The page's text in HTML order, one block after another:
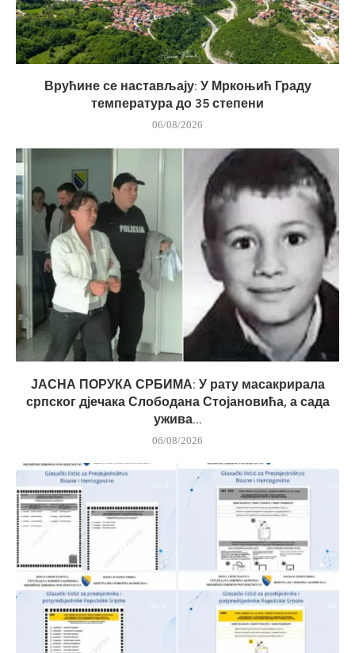
Врућине се настављају: У Мркоњић Граду
температура до 35 степени
06/08/2026
ЈАСНА ПОРУКА СРБИМА: У рату масакрирала
српског дјечака Слободана Стојановића, а сада
ужива...
06/08/2026